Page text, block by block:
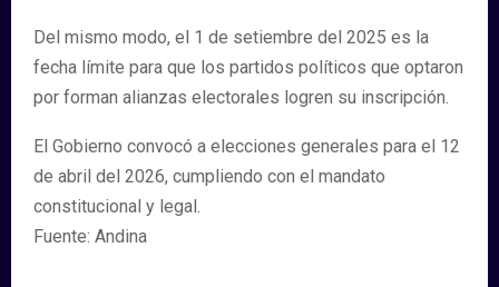
Del mismo modo, el 1 de setiembre del 2025 es la
fecha límite para que los partidos políticos que optaron
por forman alianzas electorales logren su inscripción.
El Gobierno convocó a elecciones generales para el 12
de abril del 2026, cumpliendo con el mandato
constitucional y legal.
Fuente: Andina